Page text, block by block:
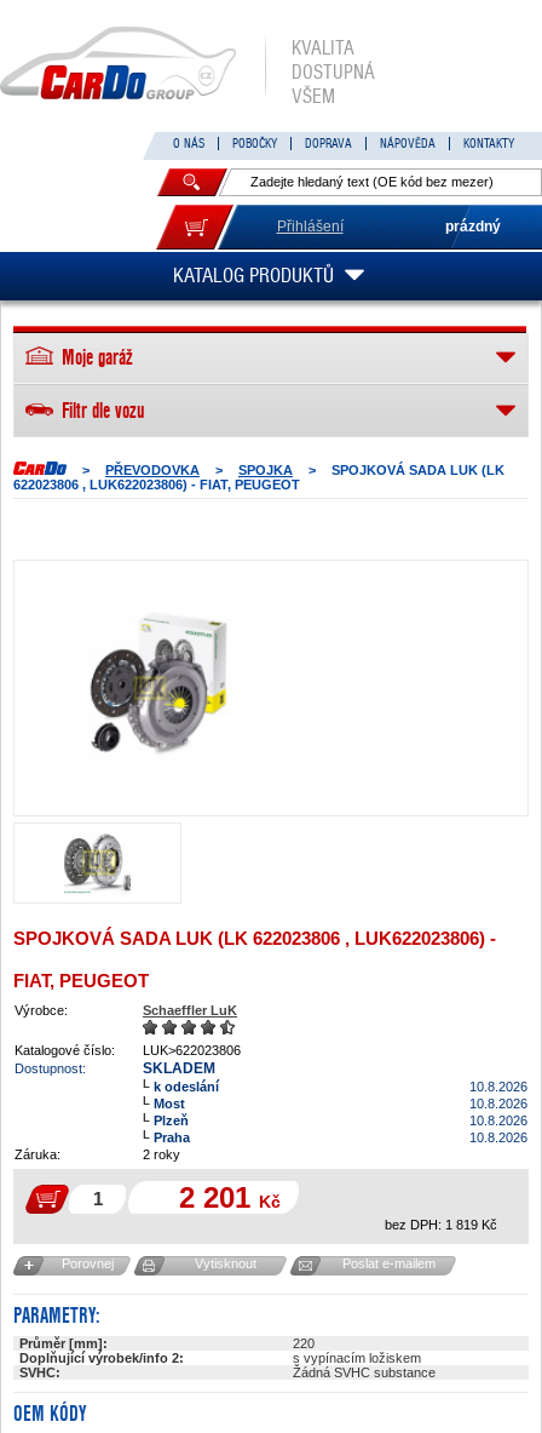
KVALITA
DOSTUPNÁ
VŠEM
O NÁS POBOČKY DOPRAVA NÁPOVĚDA KONTAKTY
Přihlášení prázdný
KATALOG PRODUKTŮ
> PŘEVODOVKA > SPOJKA >
SPOJKOVÁ SADA LUK (LK
622023806 , LUK622023806) - FIAT, PEUGEOT
SPOJKOVÁ SADA LUK (LK 622023806 , LUK622023806) -
FIAT, PEUGEOT
Výrobce: Schaeffler LuK
Katalogové číslo:
LUK>622023806
Dostupnost:
SKLADEM
k odeslání
10.8.2026
Most
10.8.2026
Plzeň
10.8.2026
Praha
10.8.2026
Záruka:
2 roky
2 201 Kč
bez DPH: 1 819 Kč
Porovnej Vytisknout Poslat e-mailem
PARAMETRY:
Průměr [mm]:
220
Doplňující výrobek/info 2:
s vypínacím ložiskem
SVHC:
Žádná SVHC substance
OEM KÓDY
Moje garáž
Filtr dle vozu